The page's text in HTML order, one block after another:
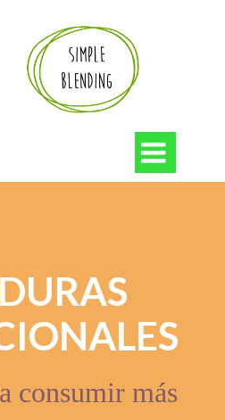

consumir más